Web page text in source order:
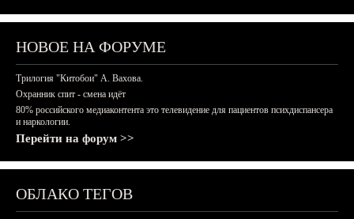
НОВОЕ НА ФОРУМЕ
Трилогия "Китобои" А. Вахова.
Охранник спит - смена идёт
80% российского медиаконтента это телевидение для пациентов психдиспансера
и наркологии.
Перейти на форум >>
ОБЛАКО ТЕГОВ